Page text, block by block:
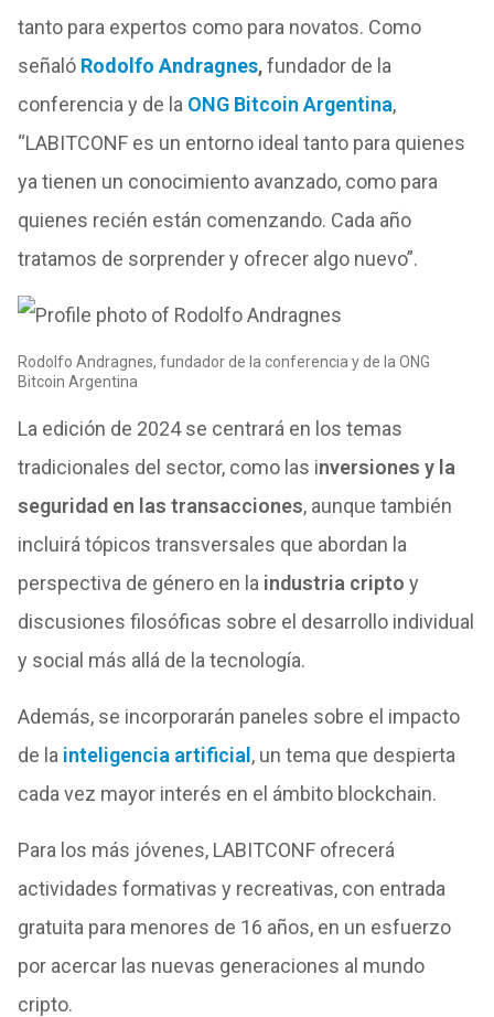
tanto para expertos como para novatos. Como
señaló Rodolfo Andragnes,fundador de la
conferencia y de la ONG Bitcoin Argentina,
“LABITCONF es un entorno ideal tanto para quienes
ya tienen un conocimiento avanzado, como para
quienes recién están comenzando. Cada año
tratamos de sorprender y ofrecer algo nuevo”.
Rodolfo Andragnes, fundador de la conferencia y de la ONG
Bitcoin Argentina
La edición de 2024 se centrará en los temas
tradicionales del sector, como las inversiones y la
seguridad en las transacciones, aunque también
incluirá tópicos transversales que abordan la
perspectiva de género en la industria cripto y
discusiones filosóficas sobre el desarrollo individual
y social más allá de la tecnología.
Además, se incorporarán paneles sobre el impacto
de la inteligencia artificial, un tema que despierta
cada vez mayor interés en el ámbito blockchain.
Para los más jóvenes, LABITCONF ofrecerá
actividades formativas y recreativas, con entrada
gratuita para menores de 16 años, en un esfuerzo
por acercar las nuevas generaciones al mundo
cripto.